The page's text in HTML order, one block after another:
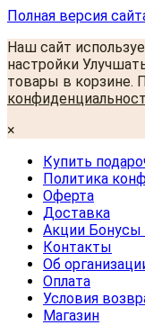
Полная версия
Наш сайт
настройки
товары в корзине.
×
Купить
Политика
Оферта
Доставка
Акции Бонусы
Контакты
Об
Оплата
Условия
Магазин